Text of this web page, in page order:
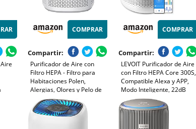
COMPRAR
Compartir:
Purificador de Aire con
Filtro HEPA - Filtro para
Habitaciones Polen,
Alergias, Olores y Pelo de
Mascotas, con Esponja de
Aromaterapia, 7.2W y 3
Velocidades, Silencioso
COMPRAR
Compartir:
LEVOIT Purificador de Aire
con Filtro HEPA Core 300S,
Compatible Alexa y APP,
Modo Inteligente, 22dB
Modo de Sueño Silencioso,
Elimina 99.97% de Alergia
Polen Ácaros Humo Pelo de
Mascota, Bajo Consumo